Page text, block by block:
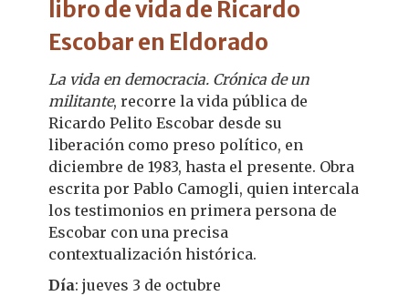
libro de vida de Ricardo
Escobar en Eldorado
La vida en democracia. Crónica de un
militante, recorre la vida pública de
Ricardo Pelito Escobar desde su
liberación como preso político, en
diciembre de 1983, hasta el presente. Obra
escrita por Pablo Camogli, quien intercala
los testimonios en primera persona de
Escobar con una precisa
contextualización histórica.
Día: jueves 3 de octubre